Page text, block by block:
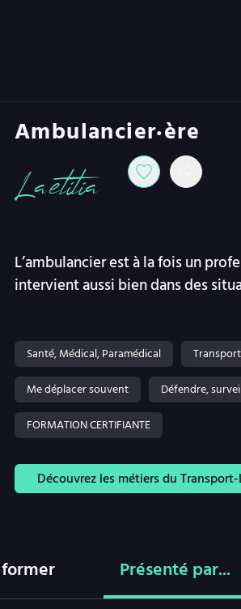
Ambulancier·ère
Laetitia
Santé, Médical, Paramédical
Me déplacer souvent
Défendre,
FORMATION CERTIFIANTE
Découvrez les métiers du
L’ambulancier est à la fois un
intervient aussi bien dans des
Présenté par...